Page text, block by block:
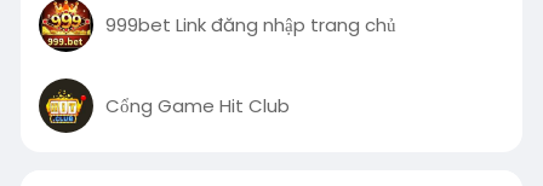
999bet Link đăng nhập trang chủ
Cổng Game Hit Club